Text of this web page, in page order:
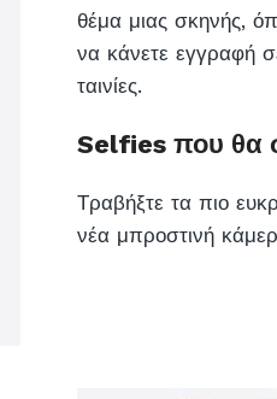
θέμα μιας σκηνής,
να κάνετε εγγραφή
ταινίες.
Selfies που θα
Τραβήξτε τα πιο
νέα μπροστινή